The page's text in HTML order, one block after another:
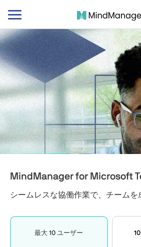
ナ
ゲ
シ
ョ
ン
の
切
り
え
MindManager for Microsoft
シームレスな協働作業で、チームを
最大 10 ユーザー